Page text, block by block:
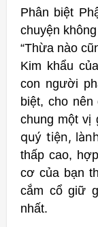
Phân biệt
chuyện
“Thừa nào
Kim khẩu
con người
biệt, cho nên
chung một vị
quý tiện,
thấp cao,
cơ của bạn
cắm cổ giữ
nhất.